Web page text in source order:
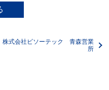
株式会社ビソーテック 青森営業
所